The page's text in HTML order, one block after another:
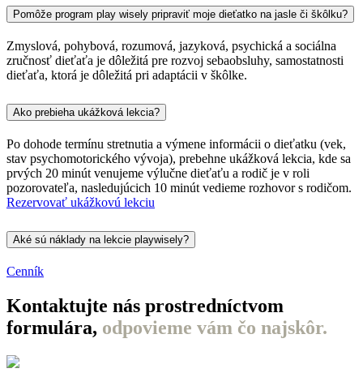
Pomôže program play wisely pripraviť moje dieťatko na jasle či škôlku?
Zmyslová, pohybová, rozumová, jazyková, psychická a sociálna
zručnosť dieťaťa je dôležitá pre rozvoj sebaobsluhy, samostatnosti
dieťaťa, ktorá je dôležitá pri adaptácii v škôlke.
Ako prebieha ukážková lekcia?
Po dohode termínu stretnutia a výmene informácii o dieťatku (vek,
stav psychomotorického vývoja), prebehne ukážková lekcia, kde sa
prvých 20 minút venujeme výlučne dieťaťu a rodič je v roli
pozorovateľa, nasledujúcich 10 minút vedieme rozhovor s rodičom.
Rezervovať ukážkovú lekciu
Aké sú náklady na lekcie playwisely?
Cenník
Kontaktujte nás prostredníctvom
formulára, odpovieme vám čo najskôr.